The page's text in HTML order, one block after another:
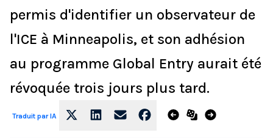
permis d'identifier un observateur de
l'ICE à Minneapolis, et son adhésion
au programme Global Entry aurait été
révoquée trois jours plus tard.
Traduit par IA